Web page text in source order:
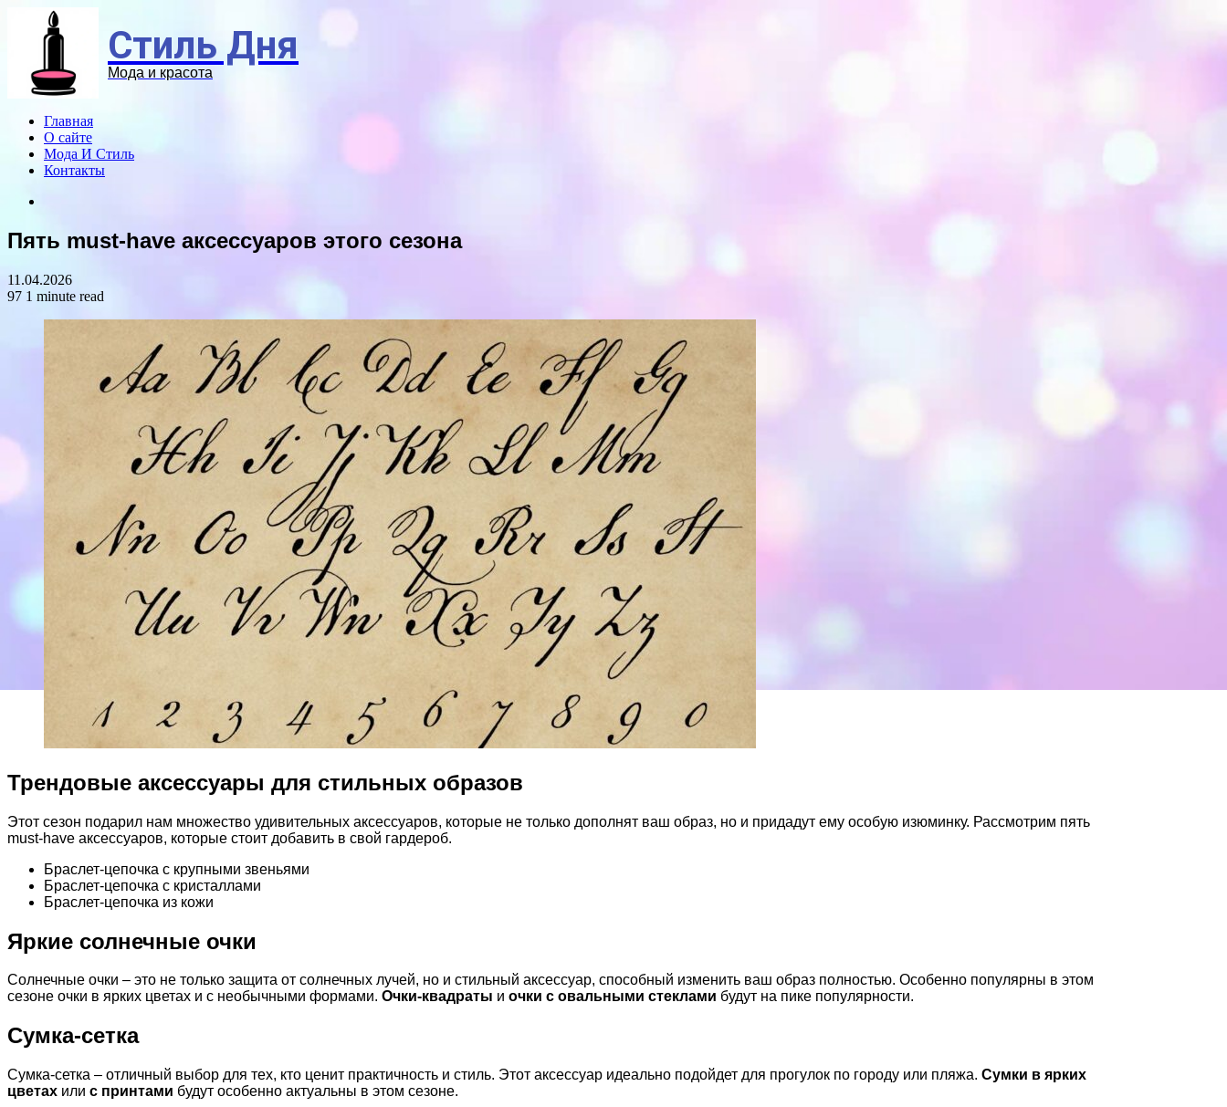
Стиль Дня
Мода и красота
Главная
О сайте
Мода И Стиль
Контакты
Пять must-have аксессуаров этого сезона
11.04.2026
97 1 minute read
Трендовые аксессуары для стильных образов
Этот сезон подарил нам множество удивительных аксессуаров, которые не только дополнят ваш образ, но и придадут ему особую изюминку. Рассмотрим пять
must-have аксессуаров, которые стоит добавить в свой гардероб.
Браслет-цепочка с крупными звеньями
Браслет-цепочка с кристаллами
Браслет-цепочка из кожи
Яркие солнечные очки
Солнечные очки – это не только защита от солнечных лучей, но и стильный аксессуар, способный изменить ваш образ полностью. Особенно популярны в этом
сезоне очки в ярких цветах и с необычными формами. Очки-квадраты и очки с овальными стеклами будут на пике популярности.
Сумка-сетка
Сумка-сетка – отличный выбор для тех, кто ценит практичность и стиль. Этот аксессуар идеально подойдет для прогулок по городу или пляжа. Сумки в ярких
цветах или с принтами будут особенно актуальны в этом сезоне.